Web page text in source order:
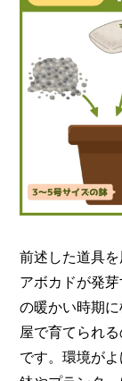
前述した道具
アボカドが発
の暖かい時期
屋で育てられ
です。環境が